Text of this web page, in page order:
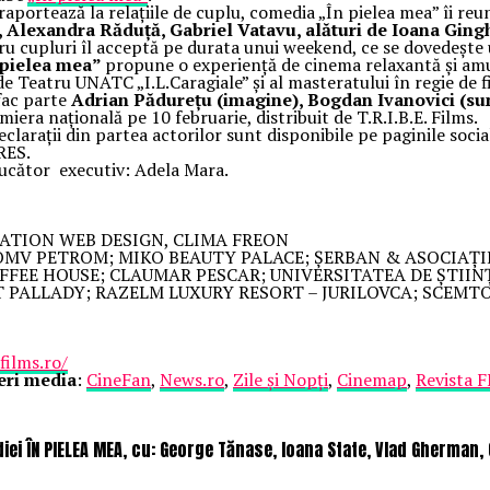
la relațiile de cuplu, comedia „În pielea mea” îi
Răduță, Gabriel Vatavu, alături de Ioana
cupluri îl acceptă pe durata unui weekend, ce se
mea” propune o experiență de cinema relaxantă și
Teatru UNATC „I.L.Caragiale” și al masteratului în regie
parteAdrian Pădurețu (imagine), Bogdan Ivanovici
națională pe 10 februarie, distribuit de T.R.I.B.E. Films.
din partea actorilor sunt disponibile pe paginile
executiv: Adela Mara.
WEB DESIGN, CLIMA FREON
PETROM; MIKO BEAUTY PALACE; ȘERBAN &
HOUSE; CLAUMAR PESCAR; UNIVERSITATEA DE
RAZELM LUXURY RESORT – JURILOVCA;
media: CineFan, News.ro, Zile și Nopți, Cinemap, Revista
PIELEA MEA, cu: George Tănase, Ioana State, Vlad